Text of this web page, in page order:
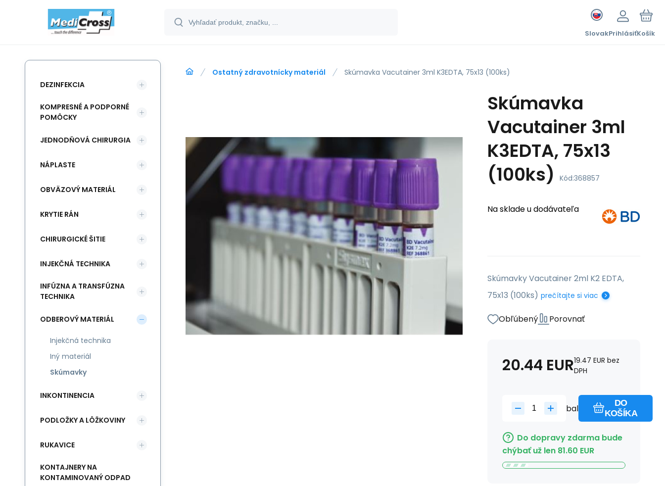
SlovakPrihlásiťKošík
Ostatný zdravotnícky materiál Skúmavka Vacutainer 3ml K3EDTA, 75x13 (100ks)
Skúmavka
Vacutainer 3ml
K3EDTA, 75x13
(100ks)
Kód:368857
Na sklade u dodávateľa
Skúmavky Vacutainer 2ml K2 EDTA,
75x13 (100ks) prečítajte si viac
Obľúbený Porovnať
20.44 EUR19.47 EUR bez
DPH
bal
DO
KOŠÍKA
Do dopravy zdarma bude
chýbať už len 81.60 EUR
DEZINFEKCIA
KOMPRESNÉ A PODPORNÉ
POMÔCKY
JEDNODŇOVÁ CHIRURGIA
NÁPLASTE
OBVÄZOVÝ MATERIÁL
KRYTIE RÁN
CHIRURGICKÉ ŠITIE
INJEKČNÁ TECHNIKA
INFÚZNA A TRANSFÚZNA
TECHNIKA
ODBEROVÝ MATERIÁL
Injekčná technika
Iný materiál
Skúmavky
INKONTINENCIA
PODLOŽKY A LÔŽKOVINY
RUKAVICE
KONTAJNERY NA
KONTAMINOVANÝ ODPAD